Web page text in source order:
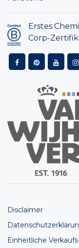
Erstes
Corp-
Disclaimer
Einheitliche